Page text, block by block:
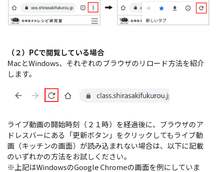
（２）PCで閲覧している場合
MacとWindows、それぞれのブラウザのリロード方法を紹介
します。
ライブ動画の開始時刻（２１時）を経過後に、ブラウザのア
ドレスバーにある「更新ボタン」をクリックしてもライブ動
画（キッチンの画面）が読み込まれない場合は、以下に記載
のいずれかの方法をお試しください。
※上記はWindowsのGoogle Chromeの画面を例にしていま